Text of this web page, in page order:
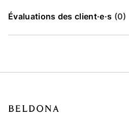
Évaluations des client·e·s (0)